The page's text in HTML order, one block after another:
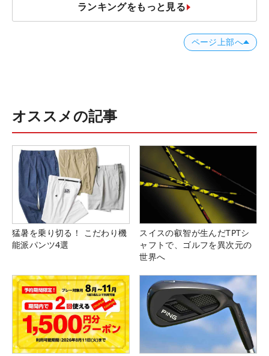
ランキングをもっと見る
ページ上部へ
オススメの記事
猛暑を乗り切る！ こだわり機
能派パンツ4選
スイスの叡智が生んだTPTシ
ャフトで、ゴルフを異次元の
世界へ